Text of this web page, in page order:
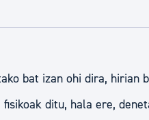
bat izan ohi dira, hirian
ditu, hala ere,